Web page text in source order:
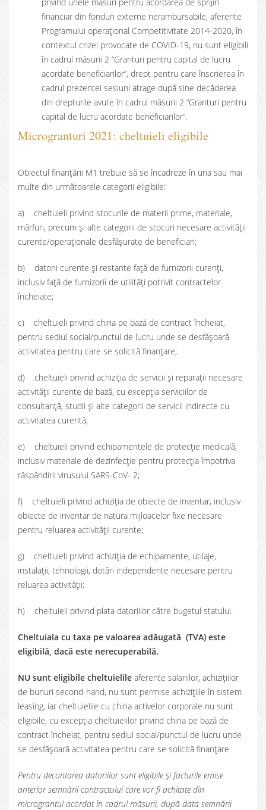
financiar din fonduri externe nerambursabile, aferente
Programului operațional Competitivitate 2014-2020, în
contextul crizei provocate de COVID-19, nu sunt eligibili
în cadrul măsurii 2 “Granturi pentru capital de lucru
acordate beneficiarilor”, drept pentru care înscrierea în
cadrul prezentei sesiuni atrage după sine decăderea
din drepturile avute în cadrul măsurii 2 “Granturi pentru
capital de lucru acordate beneficiarilor”.
Microgranturi 2021: cheltuieli eligibile
Obiectul finanţării M1 trebuie să se încadreze în una sau mai
multe din următoarele categorii eligibile:
a) cheltuieli privind stocurile de materii prime, materiale,
mărfuri, precum și alte categorii de stocuri necesare activității
curente/operaționale desfășurate de beneficiari;
b) datorii curente și restante față de furnizorii curenți,
inclusiv față de furnizorii de utilități potrivit contractelor
încheiate;
c) cheltuieli privind chiria pe bază de contract încheiat,
pentru sediul social/punctul de lucru unde se desfășoară
activitatea pentru care se solicită finanțare;
d) cheltuieli privind achiziția de servicii și reparații necesare
activității curente de bază, cu excepția serviciilor de
consultanță, studii și alte categorii de servicii indirecte cu
activitatea curentă;
e) cheltuieli privind echipamentele de protecție medicală,
inclusiv materiale de dezinfecție pentru protecția împotriva
răspândirii virusului SARS-CoV- 2;
f) cheltuieli privind achiziția de obiecte de inventar, inclusiv
obiecte de inventar de natura mijloacelor fixe necesare
pentru reluarea activității curente;
g) cheltuieli privind achiziția de echipamente, utilaje,
instalații, tehnologii, dotări independente necesare pentru
reluarea activității;
h) cheltuieli privind plata datoriilor către bugetul statului.
Cheltuiala cu taxa pe valoarea adăugată (TVA) este
eligibilă, dacă este nerecuperabilă.
NU sunt eligibile cheltuielile aferente salariilor, achizițiilor
de bunuri second-hand, nu sunt permise achizițiile în sistem
leasing, iar cheltuielile cu chiria activelor corporale nu sunt
eligibile, cu excepția cheltuielilor privind chiria pe bază de
contract încheiat, pentru sediul social/punctul de lucru unde
se desfășoară activitatea pentru care se solicită finanțare.
Pentru decontarea datoriilor sunt eligibile și facturile emise
anterior semnării contractului care vor fi achitate din
micrograntul acordat în cadrul măsurii, după data semnării